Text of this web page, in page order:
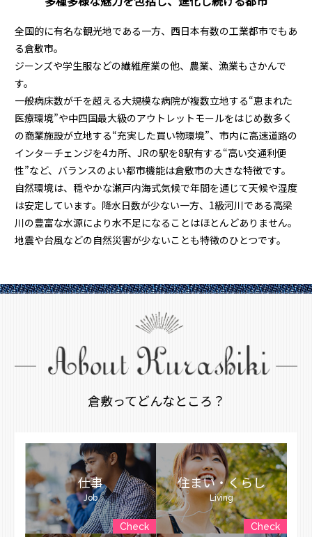
全国的に有名な観光地である一方、西日本有数の工業都市でもあ
る倉敷市。
ジーンズや学生服などの繊維産業の他、農業、漁業もさかんで
す。
一般病床数が千を超える大規模な病院が複数立地する“恵まれた
医療環境”や中四国最大級のアウトレットモールをはじめ数多く
の商業施設が立地する“充実した買い物環境”、市内に高速道路の
インターチェンジを4カ所、JRの駅を8駅有する“高い交通利便
性”など、バランスのよい都市機能は倉敷市の大きな特徴です。
自然環境は、穏やかな瀬戸内海式気候で年間を通じて天候や湿度
は安定しています。降水日数が少ない一方、1級河川である高梁
川の豊富な水源により水不足になることはほとんどありません。
地震や台風などの自然災害が少ないことも特徴のひとつです。
倉敷ってどんなところ？
仕事
Job
Check
住まい・くらし
Living
Check